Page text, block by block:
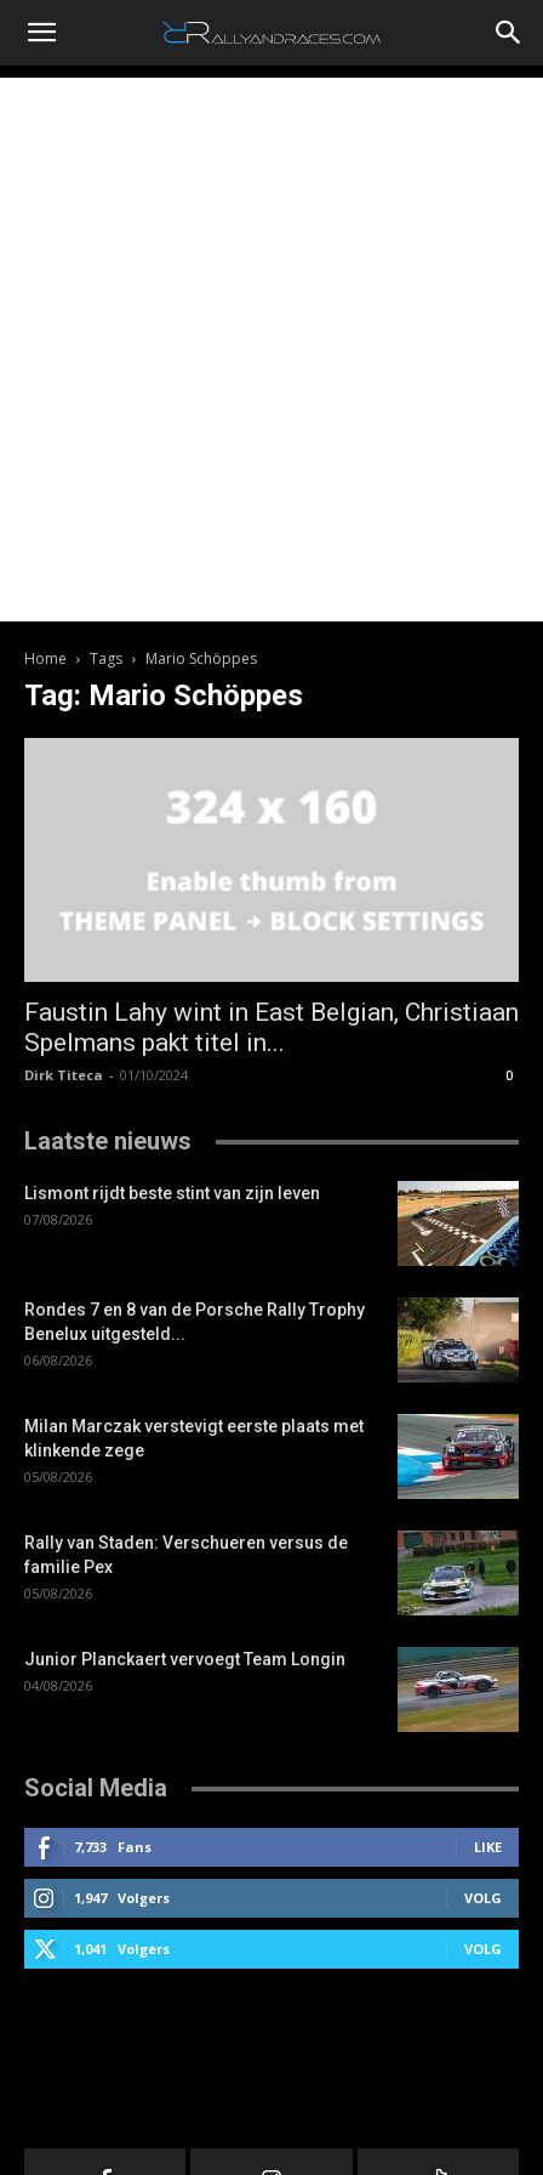
RallyandRaces.com
Home Tags Mario Schöppes
Tag: Mario Schöppes
Faustin Lahy wint in East Belgian, Christiaan
Spelmans pakt titel in...
Dirk Titeca - 01/10/2024 0
Laatste nieuws
Lismont rijdt beste stint van zijn leven
07/08/2026
Rondes 7 en 8 van de Porsche Rally Trophy
Benelux uitgesteld...
06/08/2026
Milan Marczak verstevigt eerste plaats met
klinkende zege
05/08/2026
Rally van Staden: Verschueren versus de
familie Pex
05/08/2026
Junior Planckaert vervoegt Team Longin
04/08/2026
Social Media
7,733 Fans LIKE
1,947 Volgers VOLG
1,041 Volgers VOLG